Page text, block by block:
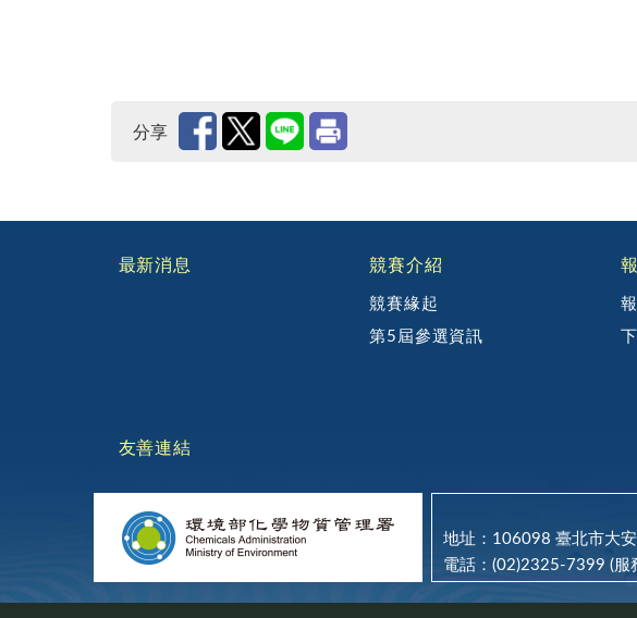
分享
最新消息 競賽介紹
競賽緣起
第5屆參選資訊
友善連結
地址：106098 臺北市大
電話：(02)2325-7399 (